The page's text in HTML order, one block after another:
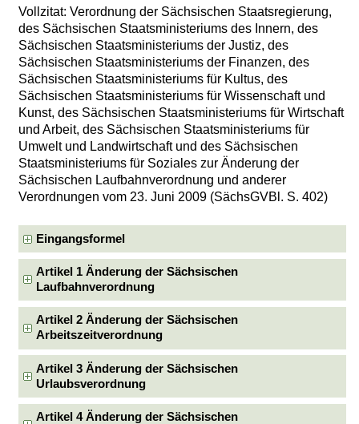
Vollzitat: Verordnung der Sächsischen Staatsregierung,
des Sächsischen Staatsministeriums des Innern, des
Sächsischen Staatsministeriums der Justiz, des
Sächsischen Staatsministeriums der Finanzen, des
Sächsischen Staatsministeriums für Kultus, des
Sächsischen Staatsministeriums für Wissenschaft und
Kunst, des Sächsischen Staatsministeriums für Wirtschaft
und Arbeit, des Sächsischen Staatsministeriums für
Umwelt und Landwirtschaft und des Sächsischen
Staatsministeriums für Soziales zur Änderung der
Sächsischen Laufbahnverordnung und anderer
Verordnungen vom 23. Juni 2009 (SächsGVBl. S. 402)
Eingangsformel
Artikel 1 Änderung der Sächsischen
Laufbahnverordnung
Artikel 2 Änderung der Sächsischen
Arbeitszeitverordnung
Artikel 3 Änderung der Sächsischen
Urlaubsverordnung
Artikel 4 Änderung der Sächsischen